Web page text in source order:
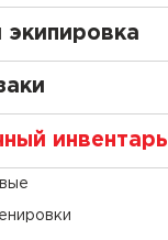
экипировка
инвентарь